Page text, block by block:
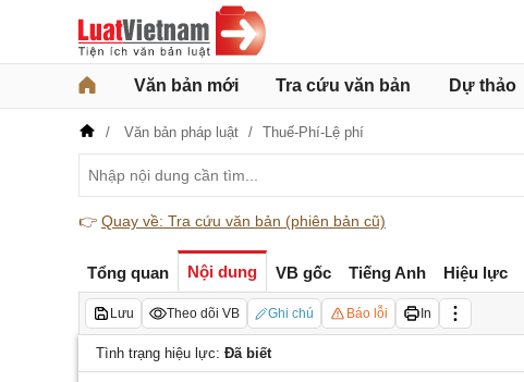
Văn bản mới Tra cứu văn bản Dự thảo
Văn bản pháp luật Thuế-Phí-Lệ phí
👉 Quay về: Tra cứu văn bản (phiên bản cũ)
Tổng quan Nội dung VB gốc Tiếng Anh Hiệu lực
Lưu Theo dõi VB Ghi chú Báo lỗi In
Tình trạng hiệu lực: Đã biết